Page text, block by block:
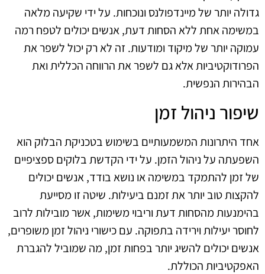
גדולה יותר של מיינדפולנס ונוכחות. על ידי שקיעה מלאה
במשימה אחת ללא הסחות דעת, אנשים יכולים לטפח רמה
עמוקה יותר של מיקוד ומודעות. זה לא רק יכול לשפר את
הפרודוקטיביות אלא גם לשפר את הרווחה הכללית ואת
הבהירות הנפשית.
שיפור ניהול זמן
אחד היתרונות המשמעותיים בשימוש בטכניקת הבלוק הוא
השפעתה על ניהול הזמן. על ידי הקדשת בלוקים ספציפיים
של זמן להתמקד במשימה או נושא בודד, אנשים יכולים
להקצות טוב יותר את זמנם ביעילות. שיטה זו מסייעת
בהימנעות מהסחות דעת וריבוי משימות, אשר מובילות לרוב
לחוסר יעילות וירידה בתפוקה. עם כישורי ניהול זמן משופרים,
אנשים יכולים להשיג יותר בפחות זמן, מה שמוביל להגברת
האפקטיביות הכוללת.